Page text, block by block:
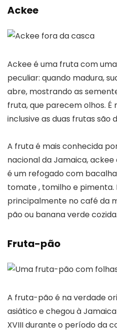
Ackee
Ackee é uma fruta com
peculiar: quando madura,
abre, mostrando as
fruta, que parecem olhos. É
inclusive as duas frutas são
A fruta é mais conhecida
nacional da Jamaica,
é um refogado com
tomate , tomilho e pimenta.
principalmente no café da
pão ou banana verde cozida.
Fruta-pão
A fruta-pão é na verdade
asiático e chegou à
XVIII durante o período da